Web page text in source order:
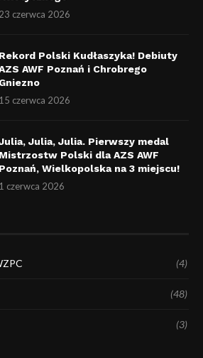
23 czerwca 2026
Rekord Polski Kudłaszyka! Debiuty
AWF Poznań i Chrobrego
Gniezno
15 czerwca 2026
Julia, Julia. Pierwszy medal
Mistrzostw Polski dla AZS AWF
Poznań, Wielkopolska na 3 miejscu!
1 czerwca 2026
(4)
(48)
(3)